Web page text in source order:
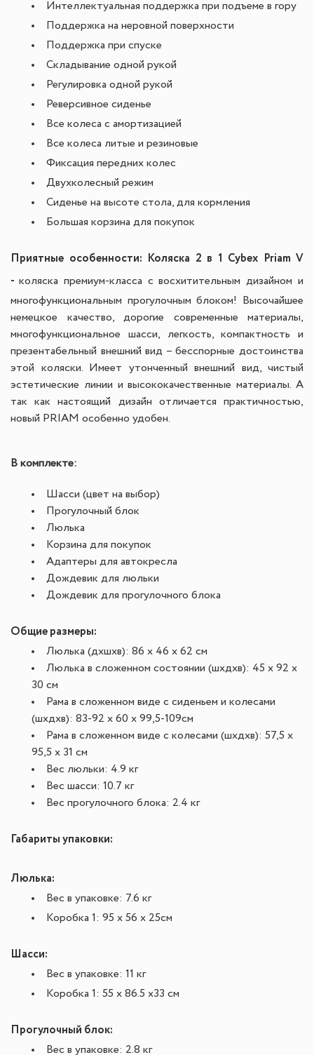
Интеллектуальная поддержка при подъеме в гору
Поддержка на неровной поверхности
Поддержка при спуске
Складывание одной рукой
Регулировка одной рукой
Реверсивное сиденье
Все колеса с амортизацией
Все колеса литые и резиновые
Фиксация передних колес
Двухколесный режим
Сиденье на высоте стола, для кормления
Большая корзина для покупок
Приятные особенности: Коляска 2 в 1 Cybex Priam V
- коляска премиум-класса с восхитительным дизайном и
многофункциональным прогулочным блоком! Высочайшее
немецкое качество, дорогие современные материалы,
многофункциональное шасси, легкость, компактность и
презентабельный внешний вид – бесспорные достоинства
этой коляски. Имеет утонченный внешний вид, чистый
эстетические линии и высококачественные материалы. А
так как настоящий дизайн отличается практичностью,
новый PRIAM особенно удобен.
В комплекте:
Шасси (цвет на выбор)
Прогулочный блок
Люлька
Корзина для покупок
Адаптеры для автокресла
Дождевик для люльки
Дождевик для прогулочного блока
Общие размеры:
Люлька (дxшxв): 86 x 46 x 62 см
Люлька в сложенном состоянии (шхдхв): 45 х 92 х
30 см
Рама в сложенном виде с сиденьем и колесами
(шхдхв): 83-92 х 60 х 99,5-109см
Рама в сложенном виде с колесами (шхдхв): 57,5 х
95,5 х 31 см
Вес люльки: 4.9 кг
Вес шасси: 10.7 кг
Вес прогулочного блока: 2.4 кг
Габариты упаковки:
Люлька:
Вес в упаковке: 7.6 кг
Коробка 1: 95 х 56 х 25см
Шасси:
Вес в упаковке: 11 кг
Коробка 1: 55 х 86.5 х33 см
Прогулочный блок:
Вес в упаковке: 2.8 кг